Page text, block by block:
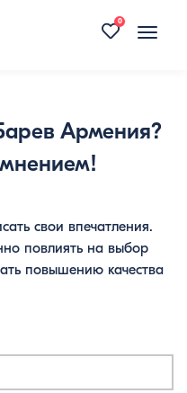
Toggle
0
Армения?
свои впечатления.
повлиять на выбор
повышению качества